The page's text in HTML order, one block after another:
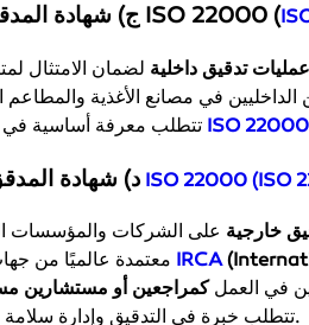
ج) شهادة المدقق الداخلي ISO 22000 (
تدقيق داخلية
ISO 22000
د) شهادة ISO 22000 (ISO
خارجية
معتمدة عالميًا من IRCA
في العملكمراجعين أو مستشارين
تتطلب خبرة في التدقيق وإدارة سلامة الأغذية.